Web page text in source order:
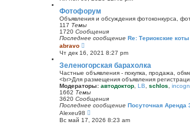
б
щ
н
и
е
д
н
е
м
у
с
о
б
щ
е
н
и
ю
р
т
п
с
е
д
н
е
с
о
Фотофорум
Объявления и обсуждения фотоконкурса,
117 Темы
1720 Сообщения
Последнее сообщение Re: Териокские коты
abravo
е
р
е
й
т
и
к
п
о
с
л
е
Чт дек 16, 2021 8:27 pm
Зеленогорская барахолка
Частные объявления - покупка, продажа,
<br>Для размещения объявления
Модераторы: автодоктор LB schlos
1662 Темы
3620 Сообщения
Последнее сообщение Посуточная Аренда
Alexeu98
е
р
Вс май 17, 2026 8:23 am